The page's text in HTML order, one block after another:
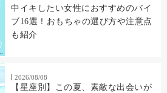
中イキしたい女性におすすめのバイ
ブ16選！おもちゃの選び方や注意点
も紹介
2026/08/08
【星座別】この夏、素敵な出会いが